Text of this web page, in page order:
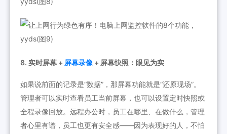
8. 实时屏幕 + 屏幕录像 + 屏幕快照：眼见为实
如果说前面的记录是“数据”，那屏幕功能就是“还原现场”。
管理者可以实时查看员工当前屏幕，也可以设置定时快照或
全程录像回放。远程办公时，员工在哪里、在做什么，管理
者心里有谱，员工也更有安全感——因为表现好的人，不怕